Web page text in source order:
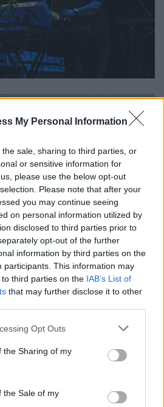
My Personal Information
sale, sharing to third parties, or
or sensitive information for
please use the below opt-out
Please note that after your
you may continue seeing
on personal information utilized by
disclosed to third parties prior to
opt-out of the further
information by third parties on the
participants. This information may
third parties on the IAB’s List of
that may further disclose it to other
app uses one or more Google
usage behaviour. You may click to
Google and its third-party tags to
specified purposes in below Google
Opt Outs
the Sharing of my
the Sale of my